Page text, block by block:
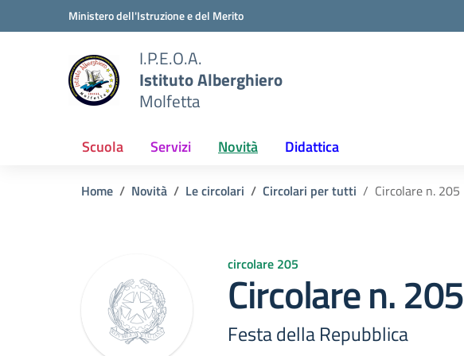
Vai ai contenuti
Vai al menu di navigazioneMinistero dell'Istruzione e del Merito
I.P.E.O.A.
Istituto Alberghiero
Molfetta
Scuola Servizi Novità Didattica
Home Novità Le circolari Circolari per tutti Circolare n. 205
circolare 205
Circolare n. 205
Festa della Repubblica